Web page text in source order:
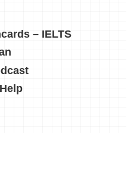
– IELT‪S